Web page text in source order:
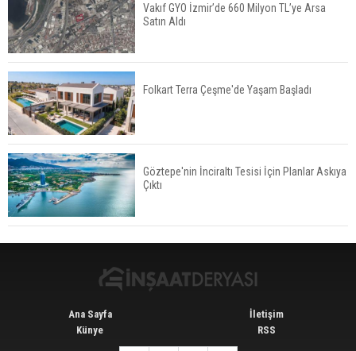
TOKİ'nin Kiralık Sosyal Konut Modeli Kiraları
Düşürür Mü?
İkinci El Konut Fiyatları İspanya'da Bir Yılda
Yüzde 16,2 Arttı
Konut Satışları Güçlü Seyrini Korudu Yabancıya
Satış Geriledi
Vakıf GYO İzmir’de 660 Milyon TL’ye Arsa
Satın Aldı
Folkart Terra Çeşme'de Yaşam Başladı
Göztepe'nin İnciraltı Tesisi İçin Planlar Askıya
Çıktı
Ana Sayfa
Künye
İletişim
RSS